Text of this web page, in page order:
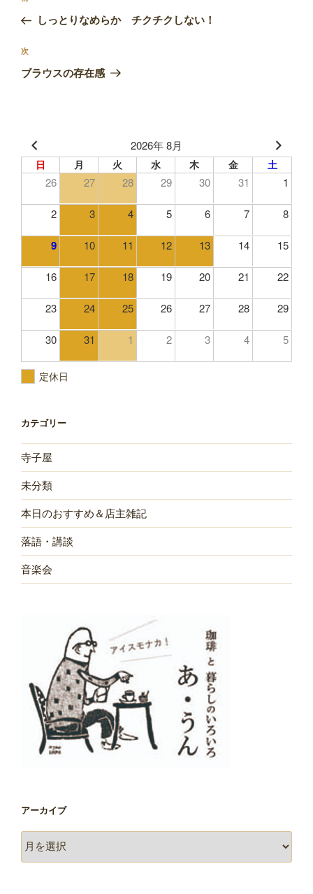
ナ
ビ
ゲ
ン
の
稿
しっとりなめらか チクチクしない！
次
の
次
ブラウスの存在感
2026年 8月
日 月 火 水 木 金 土
26 27 28 29 30 31 1
2 3 4 5 6 7 8
9 10 11 12 13 14 15
16 17 18 19 20 21 22
23 24 25 26 27 28 29
30 31 1 2 3 4 5
定休日
カテゴリー
寺子屋
未分類
本日のおすすめ＆店主雑記
落語・講談
音楽会
アーカイブ
ー